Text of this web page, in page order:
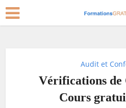
Audit et
Vérifications
Cours